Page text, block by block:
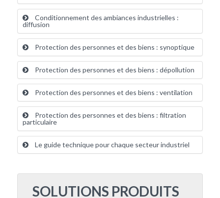
Conditionnement des ambiances industrielles :
diffusion
Protection des personnes et des biens : synoptique
Protection des personnes et des biens : dépollution
Protection des personnes et des biens : ventilation
Protection des personnes et des biens : filtration
particulaire
Le guide technique pour chaque secteur industriel
SOLUTIONS PRODUITS